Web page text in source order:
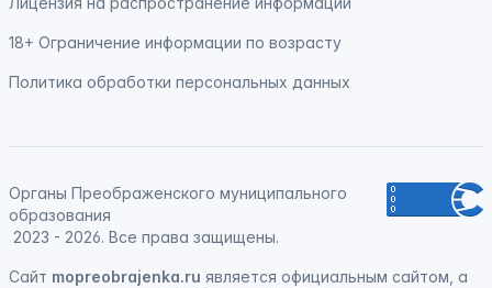
18+ Ограничение информации по возрасту
Политика обработки персональных данных
Органы Преображенского муниципального
образования
2023 - 2026. Все права защищены.
Сайт mopreobrajenka.ru является официальным сайтом, а